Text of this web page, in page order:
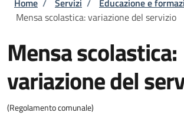
Home / Servizi / Educazione e
Mensa scolastica: variazione del servizio
Mensa scolastica:
variazione del
(Regolamento comunale)